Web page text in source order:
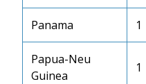
Panama 1
Papua-Neu
Guinea
1